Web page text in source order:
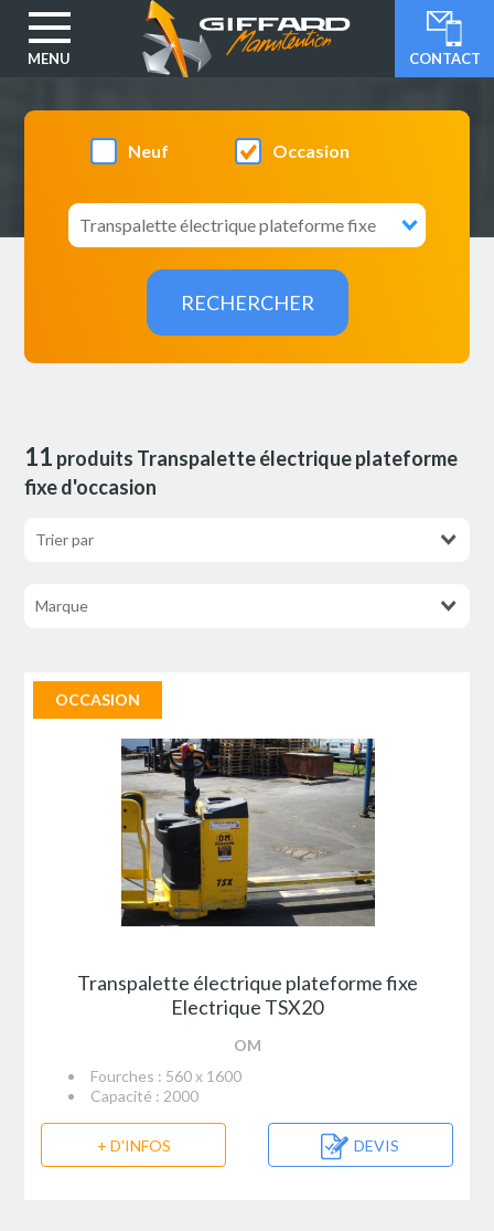
MENU CONTACT
Neuf Occasion
11 produits Transpalette électrique plateforme
fixe d'occasion
OCCASION
Transpalette électrique plateforme fixe
Electrique TSX20
OM
Fourches : 560 x 1600
Capacité : 2000
+ D'INFOS DEVIS